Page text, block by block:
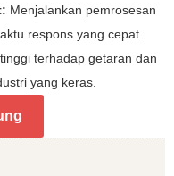
Menjalankan pemrosesan
respons yang cepat.
terhadap getaran dan
yang keras.